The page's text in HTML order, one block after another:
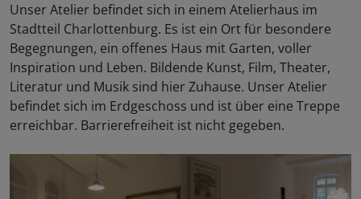
Unser Atelier befindet sich in einem Atelierhaus im
Stadtteil Charlottenburg. Es ist ein Ort für besondere
Begegnungen, ein offenes Haus mit Garten, voller
Inspiration und Leben. Bildende Kunst, Film, Theater,
Literatur und Musik sind hier Zuhause. Unser Atelier
befindet sich im Erdgeschoss und ist über eine Treppe
erreichbar. Barrierefreiheit ist nicht gegeben.